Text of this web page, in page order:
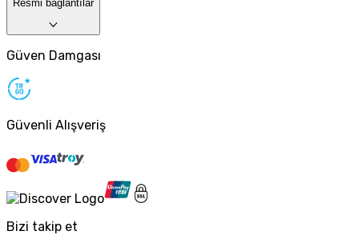
Resmi bağlantılar
Güven Damgası
Güvenli Alışveriş
Bizi takip et